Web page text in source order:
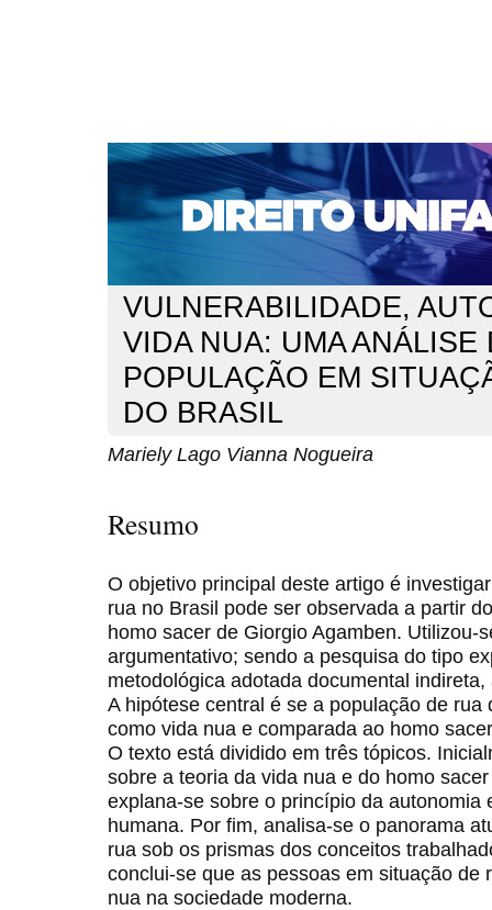
CAPA SOBRE ACESSO CADASTRO
NOTÍCIAS
EDIÇÕES DE Nº 1 A 100 WEBMAIL
Capa>n. 300 (2025) > Lago Vianna Nogueira
VULNERABILIDADE,
VIDA NUA: UMA ANÁLISE
POPULAÇÃO EM
DO BRASIL
Mariely Lago Vianna Nogueira
Resumo
O objetivo principal deste artigo é
rua no Brasil pode ser observada a partir
homo sacer de Giorgio Agamben. Utilizou-
argumentativo; sendo a pesquisa do tipo
metodológica adotada documental
A hipótese central é se a população de
como vida nua e comparada ao homo
O texto está dividido em três tópicos.
sobre a teoria da vida nua e do homo
explana-se sobre o princípio da autonomia
humana. Por fim, analisa-se o panorama
rua sob os prismas dos conceitos
conclui-se que as pessoas em situação de
nua na sociedade moderna.